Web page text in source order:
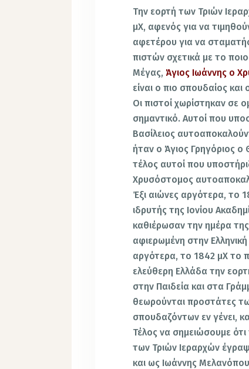
Την εορτή των Τριών
μΧ, αφενός για να
αφετέρου για να
πιστών σχετικά με το
Μέγας, Άγιος Ιωάννης ο
είναι ο πιο σπουδαίος και
Οι πιστοί χωρίστηκαν σε
σημαντικό. Αυτοί που
Βασίλειος
ήταν ο Άγιος Γρηγόριος
τέλος αυτοί που
Χρυσόστομος
Έξι αιώνες αργότερα, το
ιδρυτής της Ιονίου
καθιέρωσαν την ημέρα
αφιερωμένη στην
αργότερα, το 1842 μΧ το
ελεύθερη Ελλάδα την
στην Παιδεία και στα
θεωρούνται προστάτες
σπουδαζόντων εν γένει,
Τέλος να σημειώσουμε ότι
των Τριών Ιεραρχών
και ως Ιωάννης